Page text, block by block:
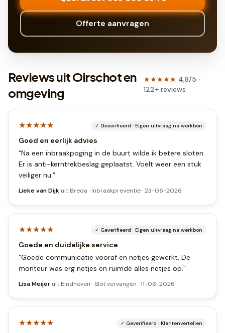
Offerte aanvragen
Reviews uit Oirschot en
omgeving
★★★★★ 4,8/5 ·
122+reviews
★★★★★ ✓ Geverifieerd · Eigen uitvraag na werkbon
Goed en eerlijk advies
“Na een inbraakpoging in de buurt wilde ik betere sloten.
Er is anti-kerntrekbeslag geplaatst. Voelt weer een stuk
veiliger nu.”
Lieke van Dijk uit Breda · Inbraakpreventie·23-06-2026
★★★★★ ✓ Geverifieerd · Eigen uitvraag na werkbon
Goede en duidelijke service
“Goede communicatie vooraf en netjes gewerkt. De
monteur was erg netjes en ruimde alles netjes op.”
Lisa Meijer uit Eindhoven ·Slot vervangen ·11-06-2026
★★★★★ ✓ Geverifieerd · Klantenvertellen